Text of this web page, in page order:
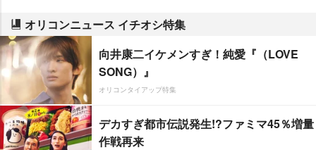
オリコンニュース イチオシ特集
向井康二イケメンすぎ！純愛『（LOVE
SONG）』
オリコンタイアップ特集
デカすぎ都市伝説発生!?ファミマ45％増量
作戦再来